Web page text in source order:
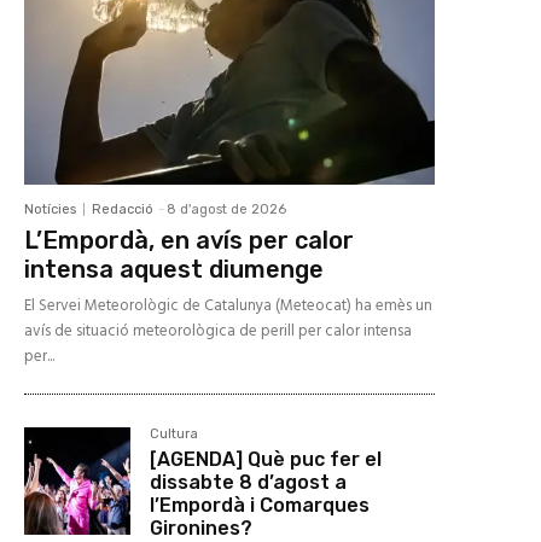
Notícies Redacció - 8 d'agost de 2026
L’Empordà, en avís per calor
intensa aquest diumenge
El Servei Meteorològic de Catalunya (Meteocat) ha emès un
avís de situació meteorològica de perill per calor intensa
per...
Cultura
[AGENDA] Què puc fer el
dissabte 8 d’agost a
l’Empordà i Comarques
Gironines?